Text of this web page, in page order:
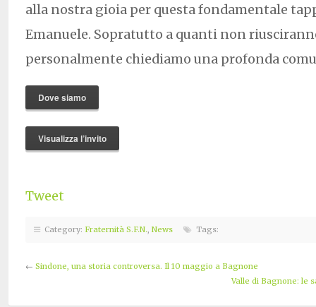
alla nostra gioia per questa fondamentale
Emanuele. Sopratutto a quanti non
personalmente chiediamo una profonda
Dove siamo
Visualizza l’invito
Tweet
Category: Fraternità S.F.N., News Tags:
← Sindone, una storia controversa. Il 10 maggio a Bagnone
Valle di Bagnone: le